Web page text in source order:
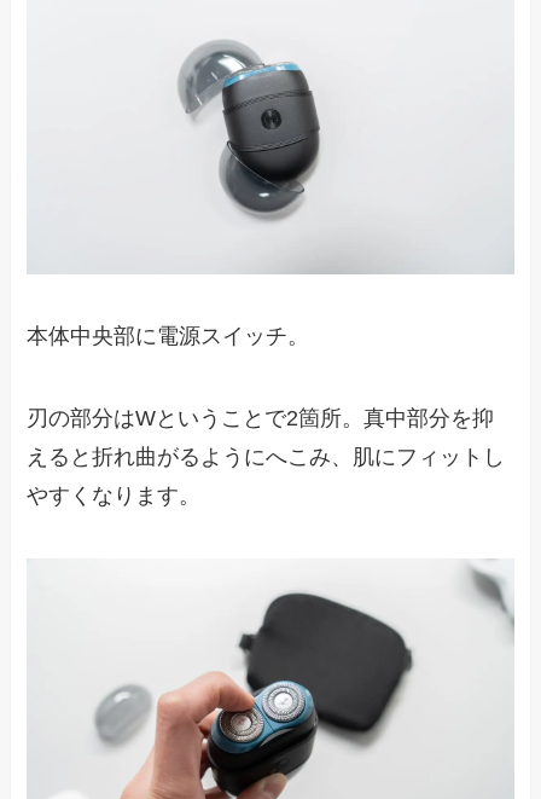
本体中央部に電源スイッチ。
刃の部分はWということで2箇所。真中部分を抑
えると折れ曲がるようにへこみ、肌にフィットし
やすくなります。